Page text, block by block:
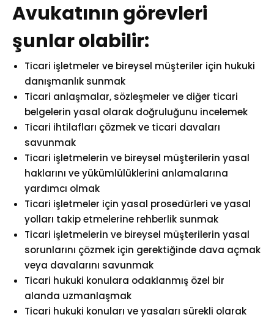
Avukatının görevleri
şunlar olabilir:
Ticari işletmeler ve bireysel müşteriler için hukuki
danışmanlık sunmak
Ticari anlaşmalar, sözleşmeler ve diğer ticari
belgelerin yasal olarak doğruluğunu incelemek
Ticari ihtilafları çözmek ve ticari davaları
savunmak
Ticari işletmelerin ve bireysel müşterilerin yasal
haklarını ve yükümlülüklerini anlamalarına
yardımcı olmak
Ticari işletmeler için yasal prosedürleri ve yasal
yolları takip etmelerine rehberlik sunmak
Ticari işletmelerin ve bireysel müşterilerin yasal
sorunlarını çözmek için gerektiğinde dava açmak
veya davalarını savunmak
Ticari hukuki konulara odaklanmış özel bir
alanda uzmanlaşmak
Ticari hukuki konuları ve yasaları sürekli olarak